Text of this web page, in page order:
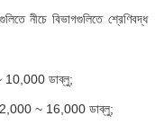
নীচে বিভাগগুলিতে শ্রেণিবদ্ধ
10,000 ডাব্লু;
2,000 ~ 16,000 ডাব্লু;